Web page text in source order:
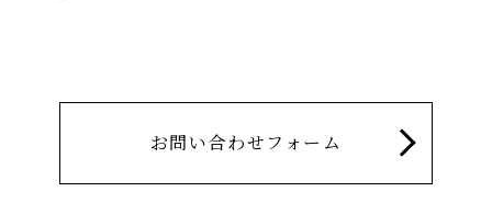
お問い合わせフォーム